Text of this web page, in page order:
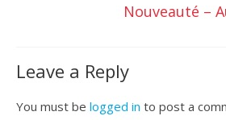
Nouveauté –
Leave a Reply
You must be logged in to post a